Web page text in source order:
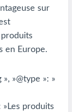
sur
en Europe.
»@type »: »
»Les produits